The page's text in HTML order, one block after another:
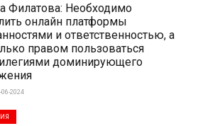
Филатова: Необходимо
онлайн платформы
и ответственностью, а
правом пользоваться
доминирующего
06-2024